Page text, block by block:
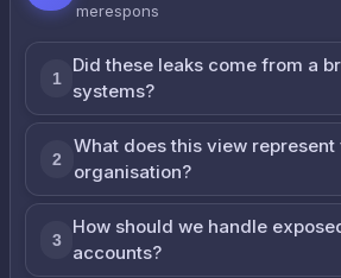
merespons
1
Did these leaks come from a
systems?
2
What does this view represent
organisation?
3
How should we handle
accounts?